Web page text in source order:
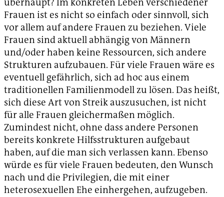
Frauen ist es nicht so einfach oder sinnvoll, sich
vor allem auf andere Frauen zu beziehen. Viele
Frauen sind aktuell abhängig von Männern
und/oder haben keine Ressourcen, sich andere
Strukturen aufzubauen. Für viele Frauen wäre es
eventuell gefährlich, sich ad hoc aus einem
traditionellen Familienmodell zu lösen. Das heißt,
sich diese Art von Streik auszusuchen, ist nicht
für alle Frauen gleichermaßen möglich.
Zumindest nicht, ohne dass andere Personen
bereits konkrete Hilfsstrukturen aufgebaut
haben, auf die man sich verlassen kann. Ebenso
würde es für viele Frauen bedeuten, den Wunsch
nach und die Privilegien, die mit einer
heterosexuellen Ehe einhergehen, aufzugeben.